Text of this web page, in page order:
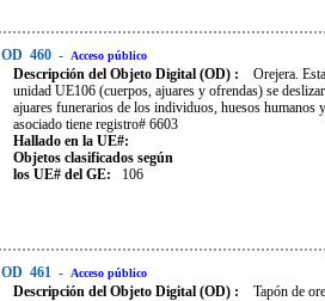
OD 460 - Acceso público
Descripción del Objeto Digital (OD) :
Orejera.
unidad UE106 (cuerpos, ajuares y ofrendas) se
ajuares funerarios de los individuos, huesos humanos
asociado tiene registro# 6603
Hallado en la UE#:
Objetos clasificados según
los UE# del GE:
106
OD 461 - Acceso público
Descripción del Objeto Digital (OD) :
Tapón de